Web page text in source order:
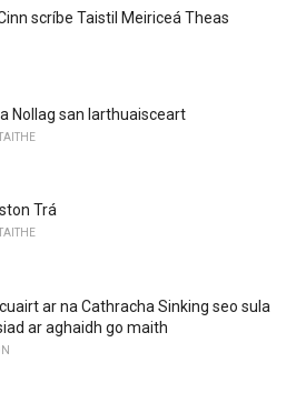
scríbe Taistil Meiriceá Theas
Nollag san Iarthuaisceart
Trá
ar na Cathracha Sinking seo sula
ar aghaidh go maith